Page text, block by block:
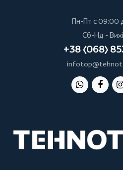
Пн-Пт с 09:00
Сб-Нд -
+38 (068)